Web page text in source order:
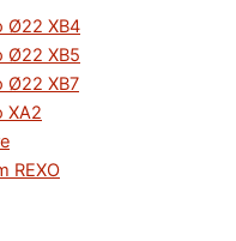
Ø22 XB4
Ø22 XB5
Ø22 XB7
XA2
REXO